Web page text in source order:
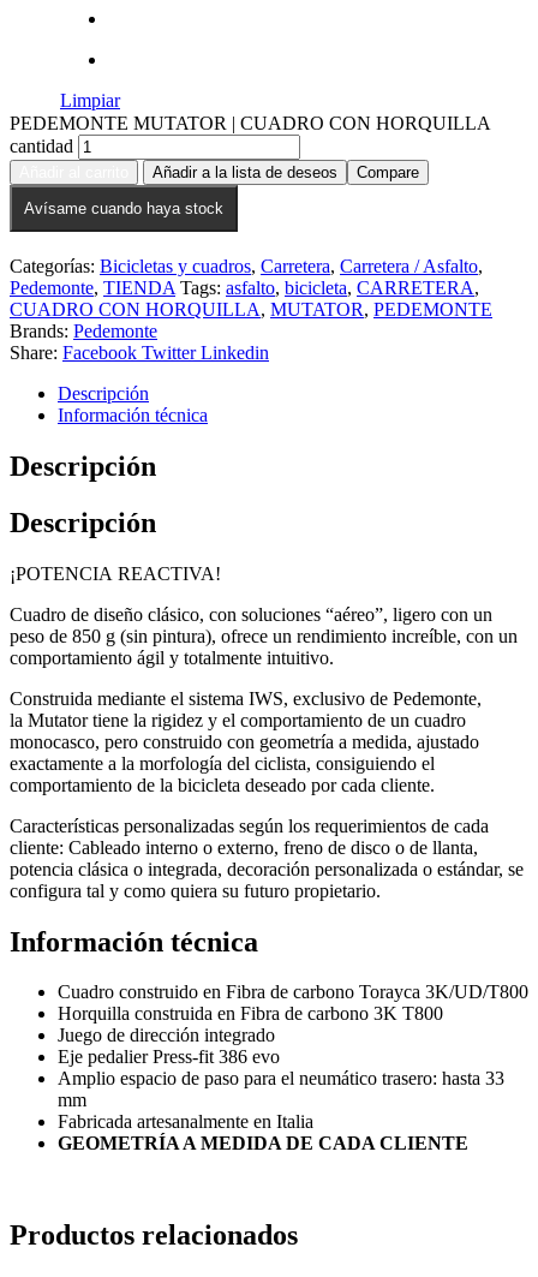
Limpiar
PEDEMONTE MUTATOR | CUADRO CON HORQUILLA
cantidad
Añadir a la lista de deseos
Compare
Avísame cuando haya stock
Categorías: Bicicletas y cuadros, Carretera, Carretera / Asfalto,
Pedemonte, TIENDA Tags: asfalto, bicicleta, CARRETERA,
CUADRO CON HORQUILLA, MUTATOR, PEDEMONTE
Brands: Pedemonte
Share: Facebook Twitter Linkedin
Descripción
Información técnica
Descripción
Descripción
¡POTENCIA REACTIVA!
Cuadro de diseño clásico, con soluciones “aéreo”, ligero con un
peso de 850 g (sin pintura), ofrece un rendimiento increíble, con un
comportamiento ágil y totalmente intuitivo.
Construida mediante el sistema IWS, exclusivo de Pedemonte,
la Mutatortiene la rigidez y el comportamiento de un cuadro
monocasco, pero construido con geometría a medida, ajustado
exactamente a la morfología del ciclista, consiguiendo el
comportamiento de la bicicleta deseado por cada cliente.
Características personalizadas según los requerimientos de cada
cliente: Cableado interno o externo, freno de disco o de llanta,
potencia clásica o integrada, decoración personalizada o estándar, se
configura tal y como quiera su futuro propietario.
Información técnica
Cuadro construido en Fibra de carbono Torayca 3K/UD/T800
Horquilla construida en Fibra de carbono 3K T800
Juego de dirección integrado
Eje pedalier Press-fit 386 evo
Amplio espacio de paso para el neumático trasero: hasta 33
mm
Fabricada artesanalmente en Italia
GEOMETRÍA A MEDIDA DE CADA CLIENTE
Productos relacionados